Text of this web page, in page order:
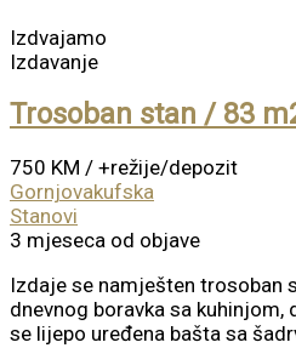
Izdvajamo
Izdavanje
Trosoban stan / 83
750 KM / +režije/depozit
Gornjovakufska
Stanovi
3 mjeseca od objave
Izdaje se namješten trosoban
dnevnog boravka sa kuhinjom,
se lijepo uređena bašta sa